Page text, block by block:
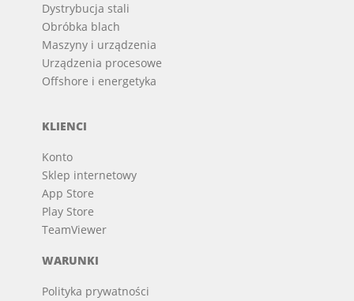
Dystrybucja stali
Obróbka blach
Maszyny i urządzenia
Urządzenia procesowe
Offshore i energetyka
KLIENCI
Konto
Sklep internetowy
App Store
Play Store
TeamViewer
WARUNKI
Polityka prywatności